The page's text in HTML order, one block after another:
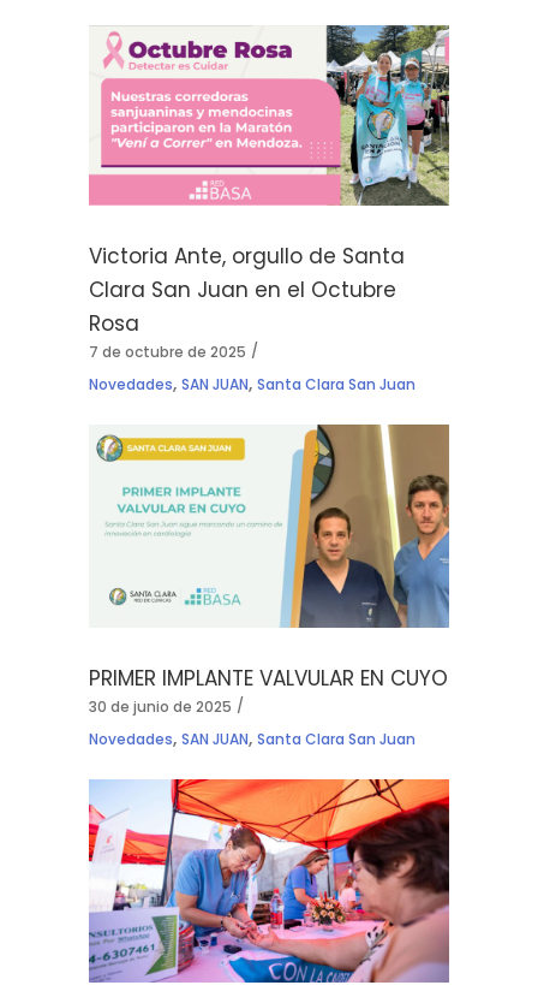
Victoria Ante, orgullo de Santa
Clara San Juan en el Octubre
Rosa
7 de octubre de 2025
Novedades, SAN JUAN, Santa Clara San Juan
PRIMER IMPLANTE VALVULAR EN CUYO
30 de junio de 2025
Novedades, SAN JUAN, Santa Clara San Juan